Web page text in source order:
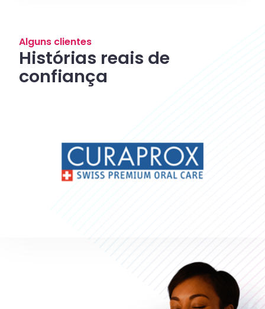
Alguns clientes
Histórias reais de
confiança